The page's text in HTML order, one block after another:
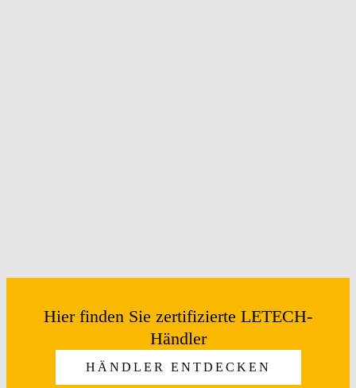
Hier finden Sie zertifizierte LETECH-
Händler
HÄNDLER ENTDECKEN